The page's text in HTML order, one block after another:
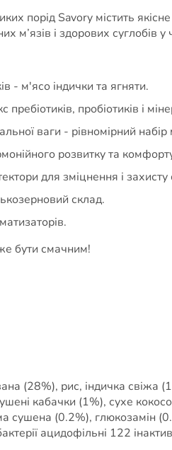
порід Savory містить
м’язів і здорових суглобів
- м'ясо індички та ягняти.
пробіотиків і
ваги - рівномірний
розвитку та
для зміцнення і захисту
склад.
бути смачним!
(28%), рис, індичка свіжа
кабачки (1%), сухе
сушена (0.2%), глюкозамін
ацидофільні 122